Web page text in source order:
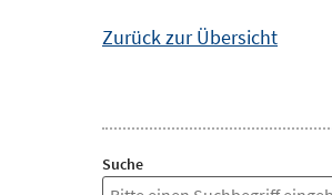
Zurück zur Übersicht
Suche